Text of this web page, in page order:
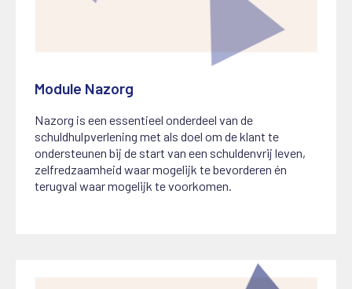
Module Nazorg
1 juni 2025
Nazorg is een essentieel onderdeel van de
schuldhulpverlening met als doel om de klant te
ondersteunen bij de start van een schuldenvrij leven,
zelfredzaamheid waar mogelijk te bevorderen én
terugval waar mogelijk te voorkomen.